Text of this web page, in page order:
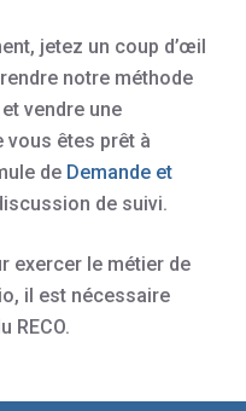
jetez un coup d’œil
notre méthode
vendre une
vous êtes prêt à
de Demande et
de suivi.
exercer le métier de
il est nécessaire
RECO.